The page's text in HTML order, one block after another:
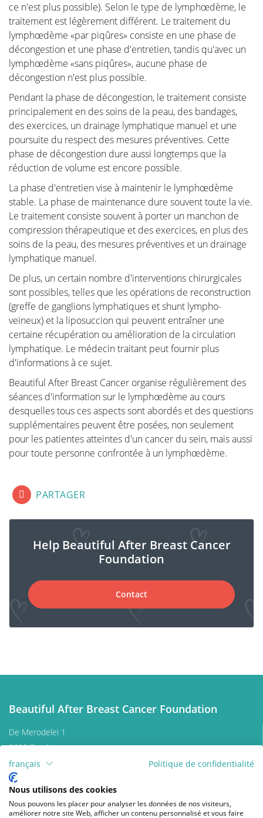
français Politique de confidentialité
Nous utilisons des cookies
Nous pouvons les placer pour analyser les données de nos visiteurs,
améliorer notre site Web, afficher un contenu personnalisé et vous faire
ce n'est plus possible). Selon le type de lymphœdème, le
traitement est légèrement différent. Le traitement du
lymphœdème «par piqûres» consiste en une phase de
décongestion et une phase d'entretien, tandis qu'avec un
lymphœdème «sans piqûres», aucune phase de
décongestion n'est plus possible.
Pendant la phase de décongestion, le traitement consiste
principalement en des soins de la peau, des bandages,
des exercices, un drainage lymphatique manuel et une
poursuite du respect des mesures préventives. Cette
phase de décongestion dure aussi longtemps que la
réduction de volume est encore possible.
La phase d'entretien vise à maintenir le lymphœdème
stable. La phase de maintenance dure souvent toute la vie.
Le traitement consiste souvent à porter un manchon de
compression thérapeutique et des exercices, en plus des
soins de la peau, des mesures préventives et un drainage
lymphatique manuel.
De plus, un certain nombre d'interventions chirurgicales
sont possibles, telles que les opérations de reconstruction
(greffe de ganglions lymphatiques et shunt lympho-
veineux) et la liposuccion qui peuvent entraîner une
certaine récupération ou amélioration de la circulation
lymphatique. Le médecin traitant peut fournir plus
d'informations à ce sujet.
Beautiful After Breast Cancer organise régulièrement des
séances d'information sur le lymphœdème au cours
desquelles tous ces aspects sont abordés et des questions
supplémentaires peuvent être posées, non seulement
pour les patientes atteintes d'un cancer du sein, mais aussi
pour toute personne confrontée à un lymphœdème.
PARTAGER
fab fa-lg fa-facebook-square
fab fa-lg fa-linkedin
fab fa-lg fa-twitter-square
Help Beautiful After Breast Cancer
Foundation
Contact
Beautiful After Breast Cancer Foundation
De Merodelei 1
2600 Berchem
Belgium
Nous contacter
Donner